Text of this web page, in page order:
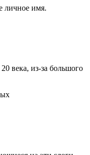
личное имя.
века, из-за большого